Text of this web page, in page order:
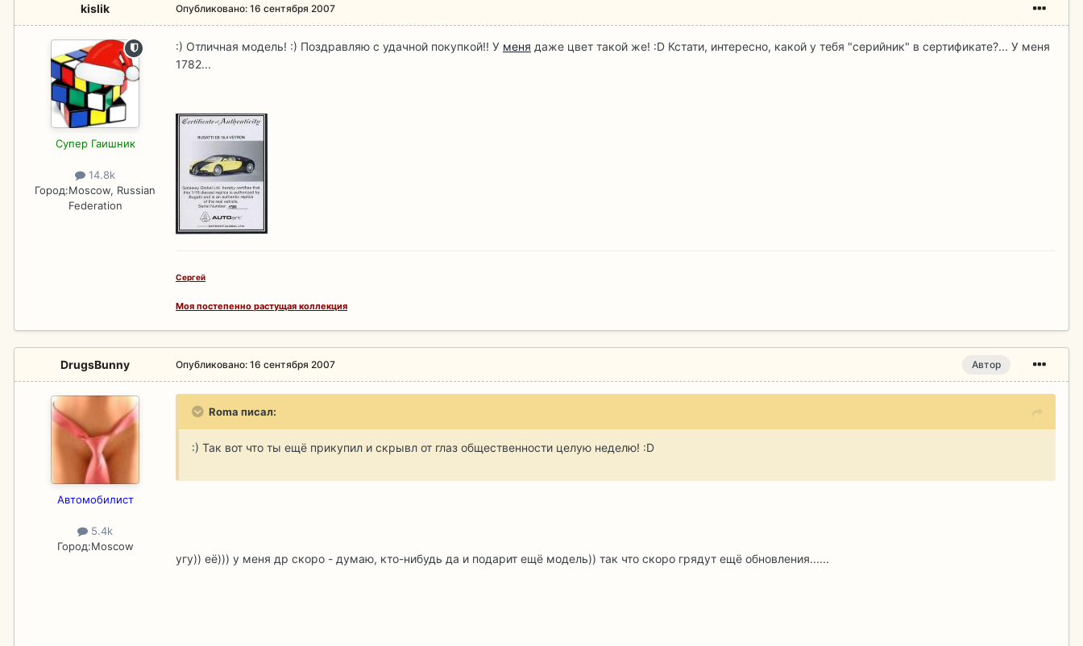
kislik
Супер Гаишник
14.8k
Город:Moscow, Russian
Federation
Опубликовано: 16 сентября 2007
:) Отличная модель! :) Поздравляю с удачной покупкой!! У меня даже цвет такой же! :D Кстати, интересно, какой у тебя "серийник" в сертификате?... У меня
1782...
Сергей
Моя постепенно растущая коллекция
DrugsBunny
Aвтомобилист
5.4k
Город:Moscow
Автор
Опубликовано: 16 сентября 2007
Roma писал:
:) Так вот что ты ещё прикупил и скрывл от глаз общественности целую неделю! :D
угу)) её))) у меня др скоро - думаю, кто-нибудь да и подарит ещё модель)) так что скоро грядут ещё обновления......